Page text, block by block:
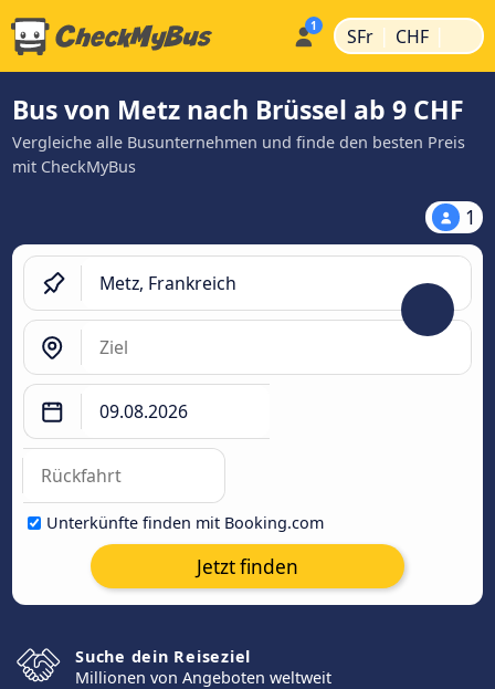
SFr | CHF |
Bus von Metz nach Brüssel ab 9 CHF
Vergleiche alle Busunternehmen und finde den besten Preis
mit CheckMyBus
1
Unterkünfte finden mit Booking.com
Jetzt finden
Suche dein Reiseziel
Millionen von Angeboten weltweit